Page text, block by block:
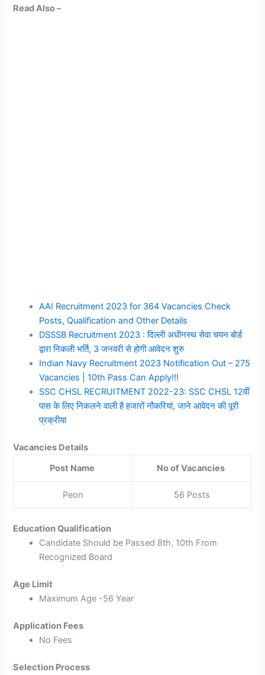
Read Also –
AAI Recruitment 2023 for 364 Vacancies Check
Posts, Qualification and Other Details
DSSSB Recruitment 2023 : दिल्ली अधीनस्थ सेवा चयन बोर्ड
द्वारा निकली भर्ति, 3 जनवरी से होगी आवेदन शुरु
Indian Navy Recruitment 2023 Notification Out – 275
Vacancies | 10th Pass Can Apply!!!
SSC CHSL RECRUITMENT 2022-23: SSC CHSL 12वीं
पास के लिए निकलने वाली है हजारों नौकरियां, जाने आवेदन की पूरी
प्रक्रीया
Vacancies Details
Post Name
No of Vacancies
Peon 56 Posts
Education Qualification
Candidate Should be Passed 8th, 10th From
Recognized Board
Age Limit
Maximum Age -56 Year
Application Fees
No Fees
Selection Process